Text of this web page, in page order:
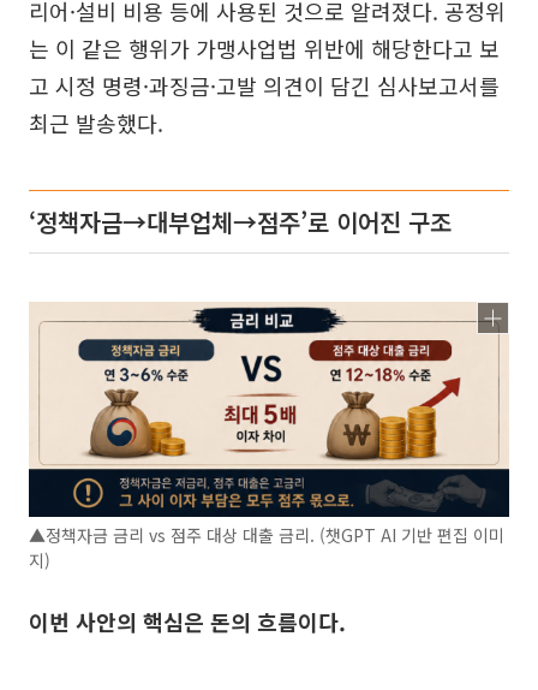
리어·설비 비용 등에 사용된 것으로 알려졌다. 공정위
는 이 같은 행위가 가맹사업법 위반에 해당한다고 보
고 시정 명령·과징금·고발 의견이 담긴 심사보고서를
최근 발송했다.
‘정책자금→대부업체→점주’로 이어진 구조
▲정책자금 금리 vs 점주 대상 대출 금리. (챗GPT AI 기반 편집 이미
지)
이번 사안의 핵심은 돈의 흐름이다.